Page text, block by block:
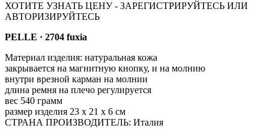
ХОТИТЕ УЗНАТЬ ЦЕНУ - ЗАРЕГИСТРИРУЙТЕСЬ ИЛИ
АВТОРИЗИРУЙТЕСЬ
PELLE · 2704 fuxia
Материал изделия: натуральная кожа
закрывается на магнитную кнопку, и на молнию
внутри врезной карман на молнии
длина ремня на плечо регулируется
вес 540 грамм
размер изделия 23 х 21 х 6 см
СТРАНА ПРОИЗВОДИТЕЛЬ: Италия